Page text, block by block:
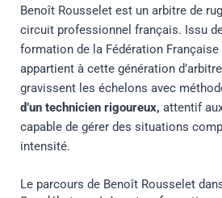
Benoît Rousselet est un arbitre de
circuit professionnel français. Issu
formation de la Fédération Française
appartient à cette génération
gravissent les échelons avec
d’un technicien rigoureux, attentif
capable de gérer des situations
intensité.
Le parcours de Benoît Rousselet